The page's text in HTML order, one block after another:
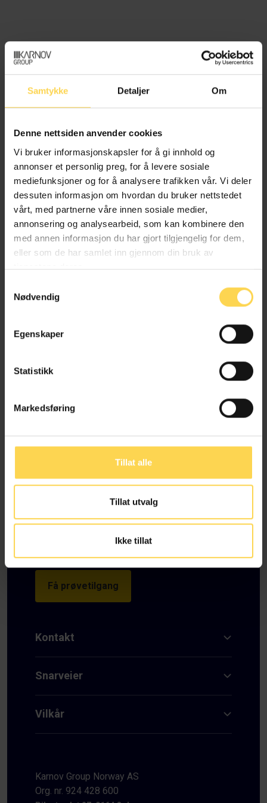
Samtykke Detaljer Om
Denne nettsiden anvender cookies
Vi bruker informasjonskapsler for å gi innhold og
annonser et personlig preg, for å levere sosiale
mediefunksjoner og for å analysere trafikken vår. Vi deler
dessuten informasjon om hvordan du bruker nettstedet
vårt, med partnerne våre innen sosiale medier,
annonsering og analysearbeid, som kan kombinere den
med annen informasjon du har gjort tilgjengelig for dem,
eller som de har samlet inn gjennom din bruk av
tjenestene deres.
Nødvendig
Egenskaper
Statistikk
Markedsføring
Tillat alle
Tillat utvalg
Ikke tillat
Skatteavtaler gir en grunnleggende
spørsmål som oppstår ved tolking og
han en oversikt over hovedinnholdet i
alle artiklene i OECDs
mønsterskatteavtale, med sikte på å
belyse bestemmelsenes
grunnstruktur, hovedvilkår, sentrale
rettsvirkninger og formål.
Fremstillingen henvender seg til
studenter, advokater, dommere,
internjurister og andre som er
Boken er skrevet av
Språk: Norsk
Få prøvetilgang
Kontakt
Snarveier
Vilkår
Karnov Group Norway AS
Org. nr. 924 428 600